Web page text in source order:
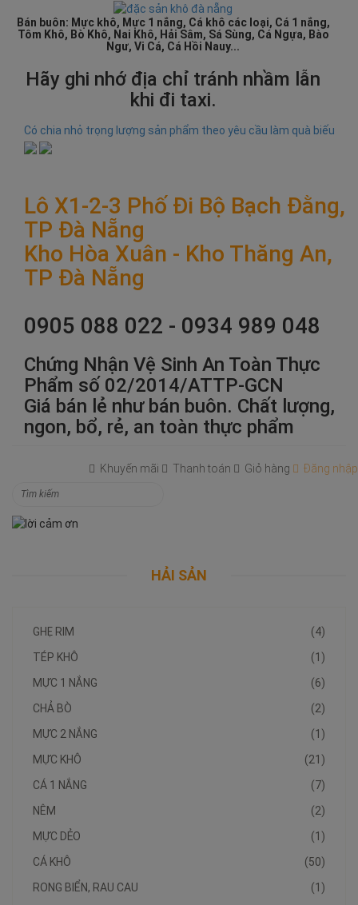
Bán buôn: Mực khô, Mực 1 nắng, Cá khô các loại, Cá 1 nắng,
Tôm Khô, Bò Khô, Nai Khô, Hải Sâm, Sá Sùng, Cá Ngựa, Bào
Ngư, Vi Cá, Cá Hồi Nauy...
Hãy ghi nhớ địa chỉ tránh nhầm lẫn
khi đi taxi.
Có chia nhỏ trọng lượng sản phẩm theo yêu cầu làm quà biếu
Lô X1-2-3 Phố Đi Bộ Bạch Đằng,
TP Đà Nẵng
Kho Hòa Xuân - Kho Thăng An,
TP Đà Nẵng
0905 088 022 - 0934 989 048
Chứng Nhận Vệ Sinh An Toàn Thực
Phẩm số 02/2014/ATTP-GCN
Giá bán lẻ như bán buôn. Chất lượng,
ngon, bổ, rẻ, an toàn thực phẩm
Khuyến mãi Thanh toán Giỏ hàng Đăng nhập
HẢI SẢN
(4)
GHẸ RIM
(1)
TÉP KHÔ
(6)
MỰC 1 NẮNG
(2)
CHẢ BÒ
(1)
MỰC 2 NẮNG
(21)
MỰC KHÔ
(7)
CÁ 1 NẮNG
(2)
NÊM
(1)
MỰC DẺO
(50)
CÁ KHÔ
(1)
RONG BIỂN, RAU CAU